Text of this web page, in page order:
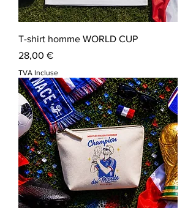
T-shirt homme WORLD CUP
Prix
28,00 €
TVA Incluse